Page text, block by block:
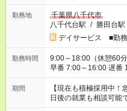
勤務地
千葉県八千代市
八千代台駅 / 勝田台駅
デイサービス ■勤務
勤務時間
9:00～18:00（休憩60分） ■ご希望があれば下記シフトも
早番 7:00～16:00 遅番 10:00～19:00
い」 「余裕を持って夕
たくない」 など、ご希望を
の方へ 今ご覧のお仕事
の勤務時間。 合計で
期間
【現在も積極採用中
日後の就業も相談可能